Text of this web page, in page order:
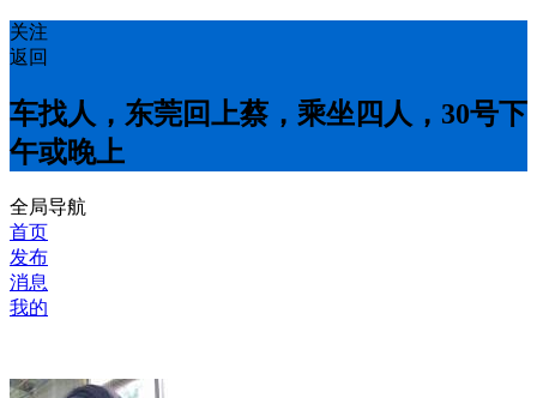
关注
返回
车找人，东莞回上蔡，乘坐四人，30号下
午或晚上
全局导航
首页
发布
消息
我的